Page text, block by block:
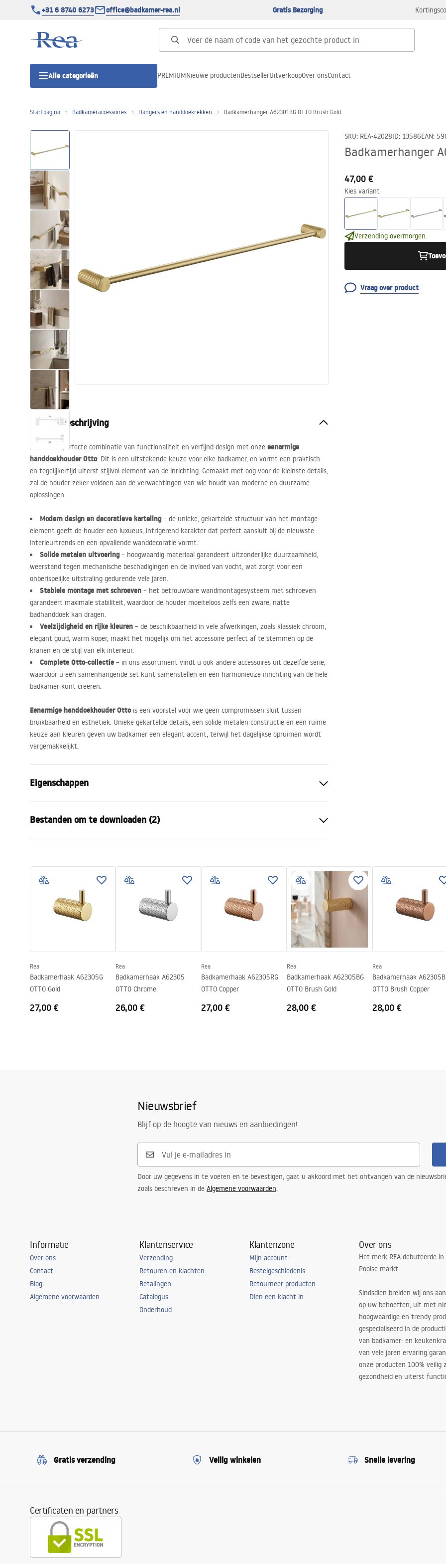
+31 6 8740 6273 office@badkamer-rea.nl Gratis Bezorging
Alle categorieën
Douchedeur
Lineaire Douchegoten
Toiletten
Wastafels
Baden en badwanden
Kranen
Douches
Keuken
Badkameraccessoires
PREMIUMNieuwe productenBestsellerUitverkoopOver onsContact
Startpagina Badkameraccessoires Hangers en handdoekrekken Badkamerhanger A62301BG OTTO Brush Gold
SKU: REA-42028ID: 13586EAN:
Badkamerhanger
47,00 €
Kies variant
Verzending overmorgen.
Vraag over product
Productbeschrijving
Ontdek de perfecte combinatie van functionaliteit en verfijnd design met onze eenarmige
handdoekhouder Otto. Dit is een uitstekende keuze voor elke badkamer, en vormt een praktisch
en tegelijkertijd uiterst stijlvol element van de inrichting. Gemaakt met oog voor de kleinste details,
zal de houder zeker voldoen aan de verwachtingen van wie houdt van moderne en duurzame
oplossingen.
Modern design en decoratieve karteling– de unieke, gekartelde structuur van het montage-
element geeft de houder een luxueus, intrigerend karakter dat perfect aansluit bij de nieuwste
interieurtrends en een opvallende wanddecoratie vormt.
Solide metalen uitvoering– hoogwaardig materiaal garandeert uitzonderlijke duurzaamheid,
weerstand tegen mechanische beschadigingen en de invloed van vocht, wat zorgt voor een
onberispelijke uitstraling gedurende vele jaren.
Stabiele montage met schroeven – het betrouwbare wandmontagesysteem met schroeven
garandeert maximale stabiliteit, waardoor de houder moeiteloos zelfs een zware, natte
badhanddoek kan dragen.
Veelzijdigheid en rijke kleuren – de beschikbaarheid in vele afwerkingen, zoals klassiek chroom,
elegant goud, warm koper, maakt het mogelijk om het accessoire perfect af te stemmen op de
kranen en de stijl van elk interieur.
Complete Otto-collectie – in ons assortiment vindt u ook andere accessoires uit dezelfde serie,
waardoor u een samenhangende set kunt samenstellen en een harmonieuze inrichting van de hele
badkamer kunt creëren.
Eenarmige handdoekhouder Ottois een voorstel voor wie geen compromissen sluit tussen
bruikbaarheid en esthetiek. Unieke gekartelde details, een solide metalen constructie en een ruime
keuze aan kleuren geven uw badkamer een elegant accent, terwijl het dagelijkse opruimen wordt
vergemakkelijkt.
Eigenschappen
Materiaal
Montagewijze
Geschroefd
Bestanden om te downloaden (2)
Warranty_Terms_and_Conditions_
Accessories_-_24.pdf
Safety_Information_Accessories.pd
Rea
Badkamerhaak A62305G
OTTO Gold
27,00 €
Rea
Badkamerhaak A62305
OTTO Chrome
26,00 €
Rea
Badkamerhaak A62305RG
OTTO Copper
27,00 €
Rea
Badkamerhaak A62305BG
OTTO Brush Gold
28,00 €
Rea
Badkamerhaak
OTTO Brush Copper
28,00 €
Nieuwsbrief
Blijf op de hoogte van nieuws en aanbiedingen!
Door uw gegevens in te voeren en te bevestigen, gaat u akkoord met het ontvangen van de
zoals beschreven in de Algemene voorwaarden.
Informatie
Over ons
Contact
Blog
Algemene voorwaarden
Klantenservice
Verzending
Retouren en klachten
Betalingen
Catalogus
Onderhoud
Klantenzone
Mijn account
Bestelgeschiedenis
Retourneer producten
Dien een klacht in
Over ons
Het merk REA debuteerde
Poolse markt.
Sindsdien breiden wij ons
op uw behoeften, uit met
hoogwaardige en trendy
gespecialiseerd in de
van badkamer- en
van vele jaren ervaring
onze producten 100% veilig
gezondheid en uiterst
Gratis verzending Veilig winkelen Snelle levering
Certificaten en partners